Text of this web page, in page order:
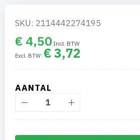
SKU: 2114442274195
€ 4,50
€ 3,72
AANTAL